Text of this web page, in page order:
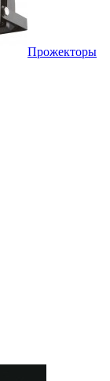
Прожекторы